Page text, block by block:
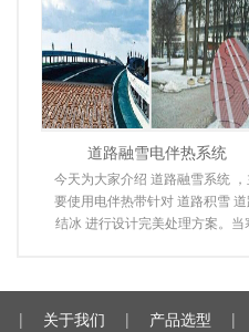
道路融雪电伴热系统
今天为大家介绍 道路融雪系统 ，
要使用电伴热带针对 道路积雪 道
结冰 进行设计完美处理方案。当
| 关于我们 | 产品选型 |